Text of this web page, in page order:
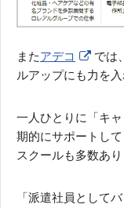
またアデコ
では
ルアップにも力を入
一人ひとりに「キ
期的にサポートし
スクールも多数あり
「派遣社員として